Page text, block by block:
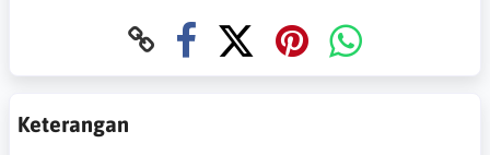
Keterangan